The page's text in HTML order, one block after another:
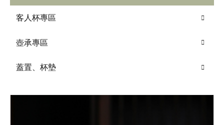
客人杯專區
壺承專區
蓋置、杯墊